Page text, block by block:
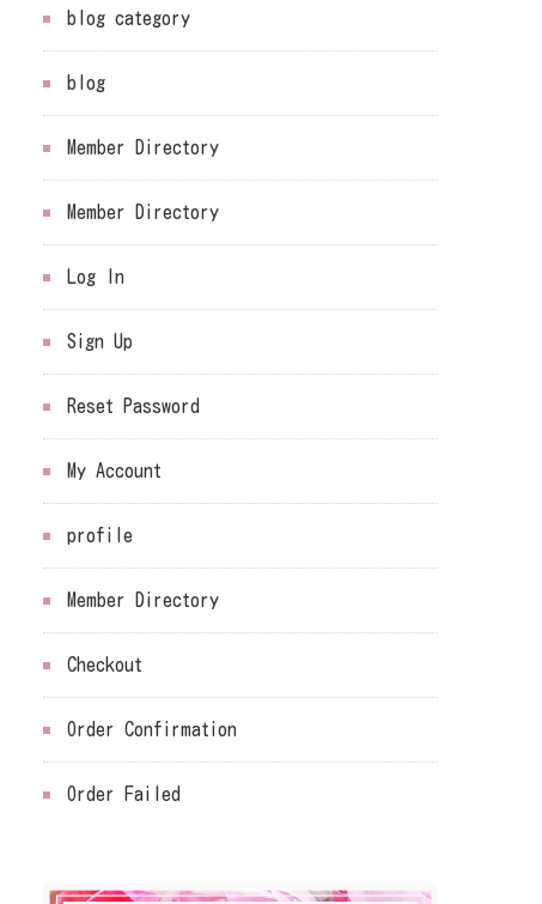
blog category
blog
Member Directory
Member Directory
Log In
Sign Up
Reset Password
My Account
profile
Member Directory
Checkout
Order Confirmation
Order Failed